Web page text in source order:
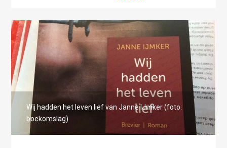
Wij hadden het leven lief van Janne IJmker (foto:
boekomslag)